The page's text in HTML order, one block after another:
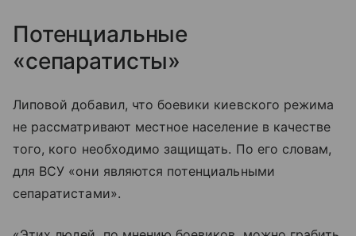
Потенциальные
«сепаратисты»
Липовой добавил, что боевики киевского режима
не рассматривают местное население в качестве
того, кого необходимо защищать. По его словам,
для ВСУ «они являются потенциальными
сепаратистами».